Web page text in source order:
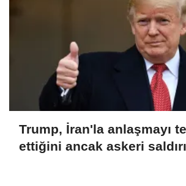
Trump, İran'la anlaşmayı
ettiğini ancak askeri